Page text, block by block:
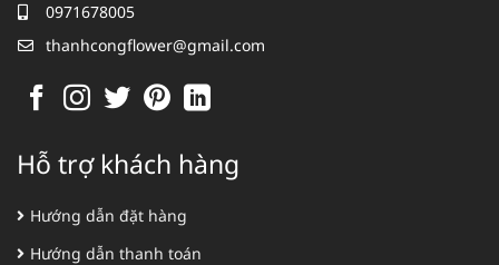
0971678005
thanhcongflower@gmail.com
Hỗ trợ khách hàng
Hướng dẫn đặt hàng
Hướng dẫn thanh toán